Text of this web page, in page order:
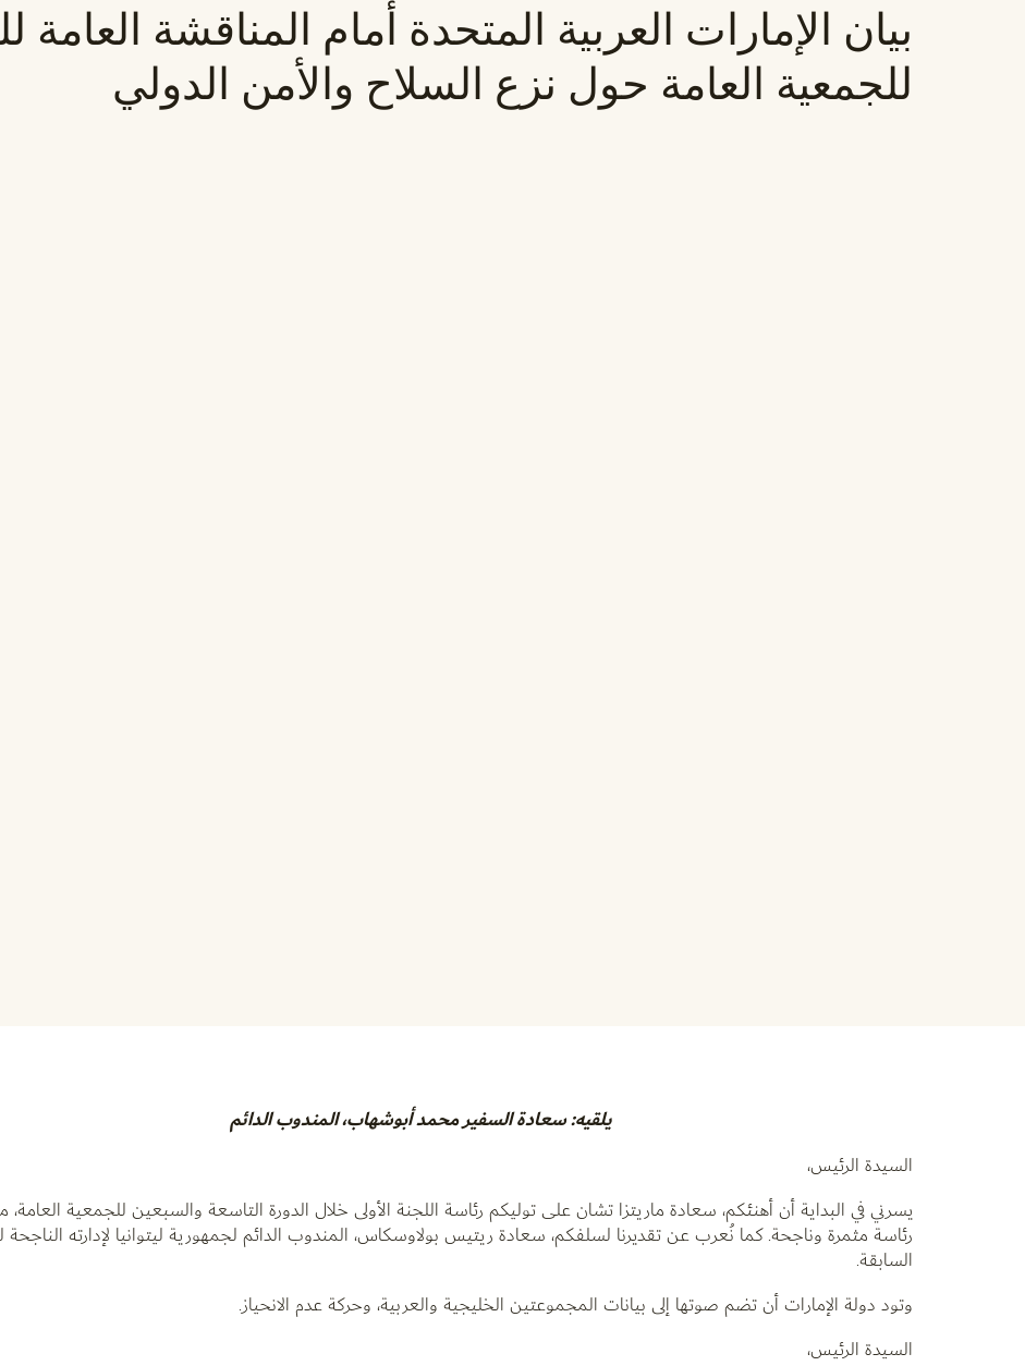
بيان الإمارات العربية المتحدة أمام المناقشة العامة
للجمعية العامة حول نزع السلاح والأمن الدولي
يلقيه: سعادة السفير محمد أبوشهاب، المندوب الدائم
السيدة الرئيس،
يسرني في البداية أن أهنئكم، سعادة ماريتزا تشان على توليكم رئاسة اللجنة الأولى خلال الدورة التاسعة والسبعين للجمعية العامة،
رئاسة مثمرة وناجحة. كما نُعرب عن تقديرنا لسلفكم، سعادة ريتيس بولاوسكاس، المندوب الدائم لجمهورية ليتوانيا لإدارته الناجحة
السابقة.
وتود دولة الإمارات أن تضم صوتها إلى بيانات المجموعتين الخليجية والعربية، وحركة عدم الانحياز.
السيدة الرئيس،